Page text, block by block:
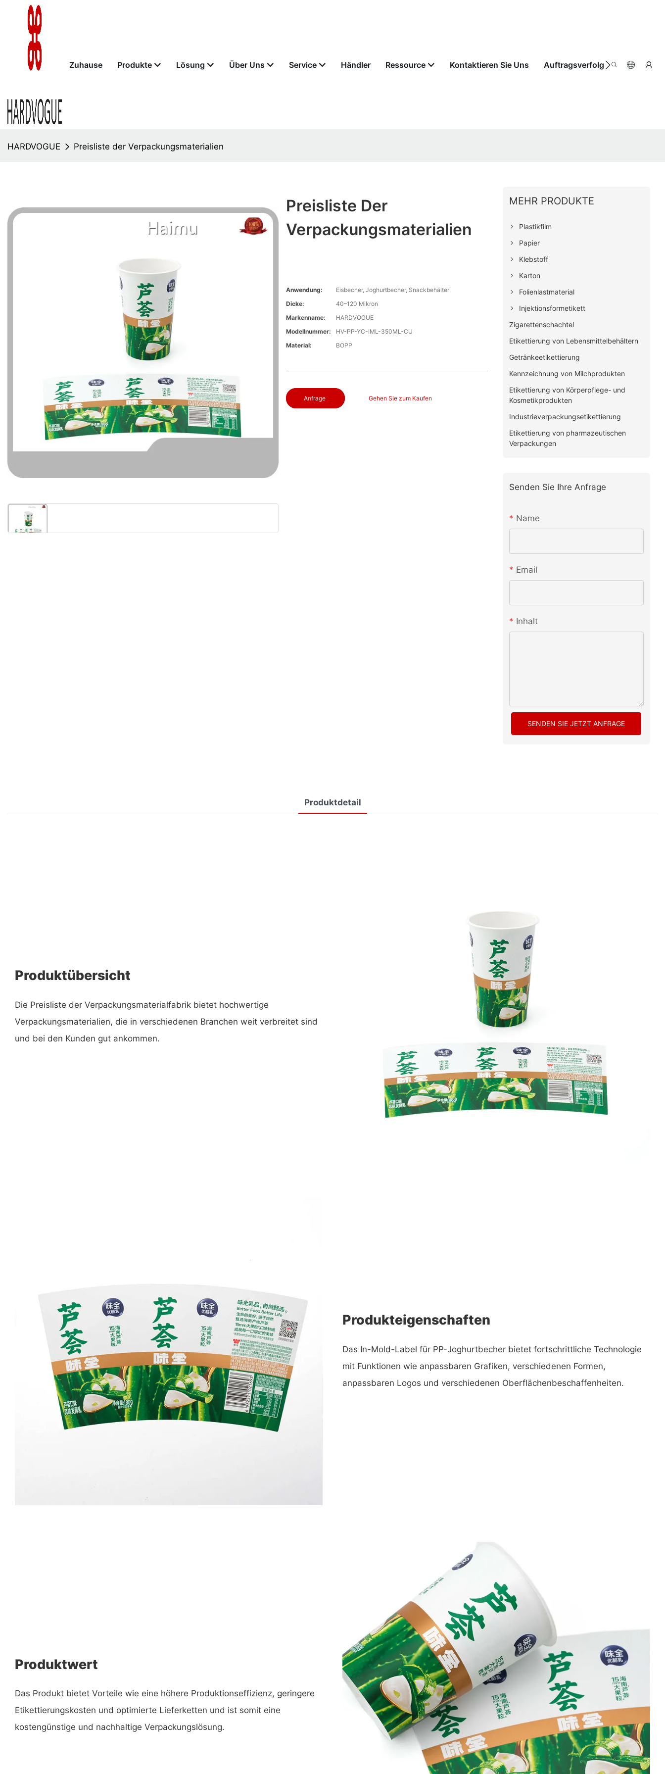
Zuhause Produkte Lösung Über Uns Service Händler Ressource Kontaktieren Sie Uns Auftragsverfolgung
HARDVOGUE Preisliste der Verpackungsmaterialien
Preisliste Der
Verpackungsmaterialien
Anwendung:
Eisbecher, Joghurtbecher, Snackbehälter
Dicke:
40–120 Mikron
Markenname:
HARDVOGUE
Modellnummer:
HV-PP-YC-IML-350ML-CU
Material:
BOPP
Anfrage Gehen Sie zum Kaufen
MEHR PRODUKTE
Plastikfilm
Papier
Klebstoff
Karton
Folienlastmaterial
Injektionsformetikett
Zigarettenschachtel
Etikettierung von Lebensmittelbehältern
Getränkeetikettierung
Kennzeichnung von Milchprodukten
Etikettierung von Körperpflege- und
Kosmetikprodukten
Industrieverpackungsetikettierung
Etikettierung von pharmazeutischen
Verpackungen
Senden Sie Ihre Anfrage
Name
Email
Inhalt
SENDEN SIE JETZT ANFRAGE
Produktdetail
Produktübersicht
Die Preisliste der Verpackungsmaterialfabrik bietet hochwertige
Verpackungsmaterialien, die in verschiedenen Branchen weit verbreitet sind
und bei den Kunden gut ankommen.
Produkteigenschaften
Das In-Mold-Label für PP-Joghurtbecher bietet fortschrittliche Technologie
mit Funktionen wie anpassbaren Grafiken, verschiedenen Formen,
anpassbaren Logos und verschiedenen Oberflächenbeschaffenheiten.
Produktwert
Das Produkt bietet Vorteile wie eine höhere Produktionseffizienz, geringere
Etikettierungskosten und optimierte Lieferketten und ist somit eine
kostengünstige und nachhaltige Verpackungslösung.